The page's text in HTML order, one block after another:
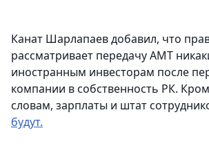
Канат Шарлапаев добавил, что
рассматривает передачу АМТ
иностранным инвесторам после
компании в собственность РК.
словам, зарплаты и штат
будут.